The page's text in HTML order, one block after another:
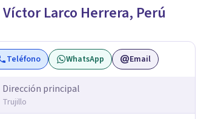
Víctor Larco Herrera, Perú
Teléfono WhatsApp Email
Dirección principal
Trujillo